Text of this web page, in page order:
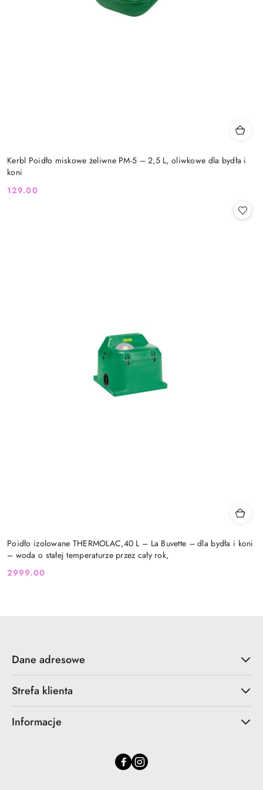
Kerbl Poidło miskowe żeliwne PM-5 – 2,5 L, oliwkowe dla bydła i
koni
Cena:
129.00
Poidło izolowane THERMOLAC,40 L – La Buvette – dla bydła i koni
– woda o stałej temperaturze przez cały rok,
Cena:
2999.00
Dane adresowe
Strefa klienta
Informacje